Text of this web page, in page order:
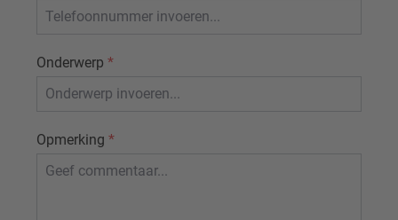
Onderwerp *
Opmerking *